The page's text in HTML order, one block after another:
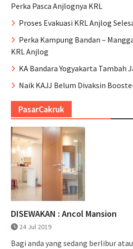
Perka Pasca Anjlognya KRL
Proses Evakuasi KRL Anjlog
Perka Kampung Bandan –
KRL Anjlog
KA Bandara Yogyakarta Tambah
Naik KAJJ Belum Divaksin
PasarCakruk
DISEWAKAN : Ancol Mansion
24 Jul 2019
Bagi anda yang sedang berlibur